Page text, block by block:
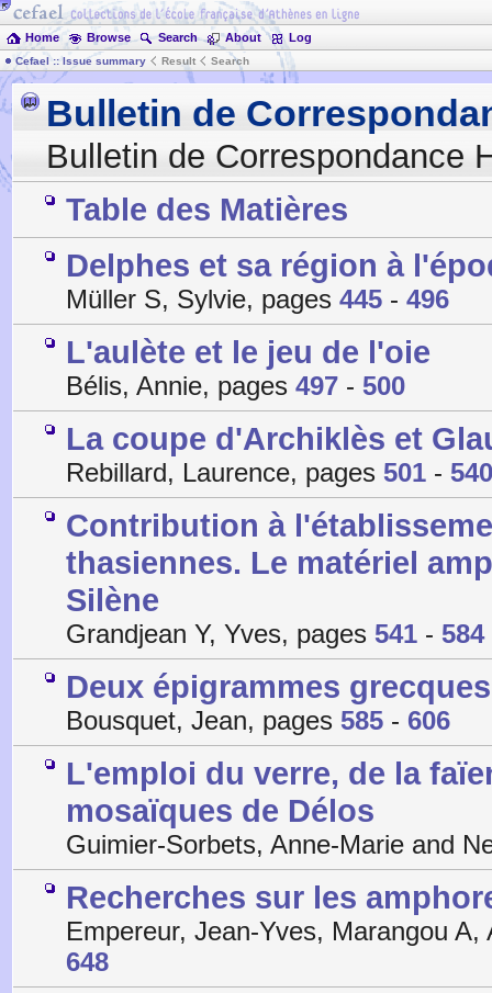
Home Browse Search About Log
Cefael :: Issue summary Result Search
Bulletin de
Bulletin de Correspondance
Table des Matières
Delphes et sa région à
Müller S, Sylvie, pages 445 - 496
L'aulète et le jeu de l'oie
Bélis, Annie, pages 497 - 500
La coupe d'Archiklès et
Rebillard, Laurence, pages 501 - 540
Contribution à
thasiennes. Le matériel
Silène
Grandjean Y, Yves, pages 541 - 584
Deux épigrammes
Bousquet, Jean, pages 585 - 606
L'emploi du verre, de la
mosaïques de Délos
Guimier-Sorbets, Anne-Marie and
Recherches sur les
Empereur, Jean-Yves, Marangou
648